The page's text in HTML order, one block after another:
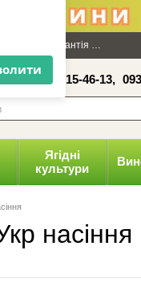
Гарантія
41, 050 515-46-13,
Ягідні
культури
насіння